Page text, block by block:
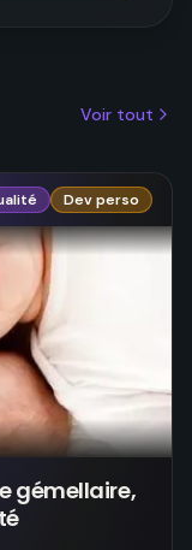
Voir tout
Dev perso
gémellaire,